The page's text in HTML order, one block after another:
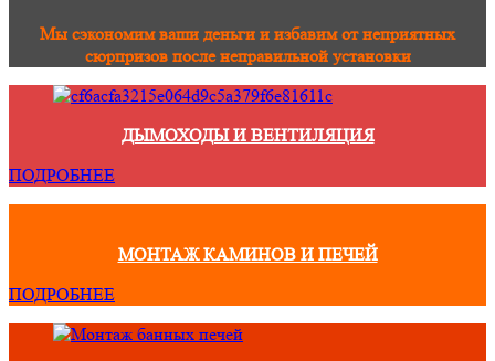
Мы сэкономим ваши деньги и избавим от неприятных
сюрпризов после неправильной установки
ДЫМОХОДЫ И ВЕНТИЛЯЦИЯ
ПОДРОБНЕЕ
МОНТАЖ КАМИНОВ И ПЕЧЕЙ
ПОДРОБНЕЕ